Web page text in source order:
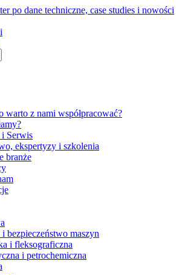
po dane techniczne, case studies i nowości
warto z nami współpracować?
Serwis
ekspertyzy i szkolenia
branże
bezpieczeństwo maszyn
i fleksograficzna
i petrochemiczna